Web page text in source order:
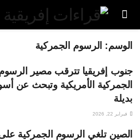
الوسم: الرسوم الجمركية
جنوب إفريقيا تترقب مصير
الجمركية الأمريكية وتبحث عن
بديلة
فبراير 22, 2026
الصين تلغي الرسوم الجمركية